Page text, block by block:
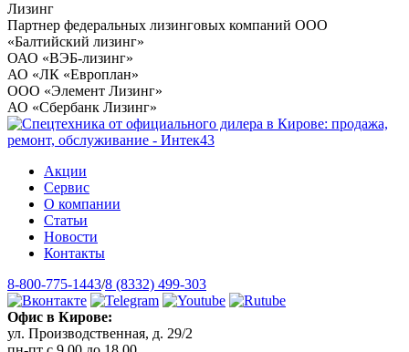
Лизинг
Партнер федеральных лизинговых компаний ООО
«Балтийский лизинг»
ОАО «ВЭБ-лизинг»
АО «ЛК «Европлан»
ООО «Элемент Лизинг»
АО «Сбербанк Лизинг»
Акции
Сервис
О компании
Статьи
Новости
Контакты
8-800-775-1443/8 (8332) 499-303
Офис в Кирове:
ул. Производственная, д. 29/2